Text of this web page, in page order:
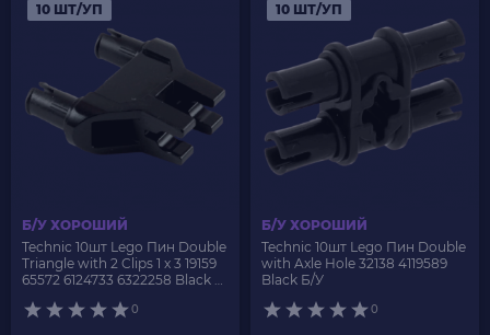
10 ШТ/УП
Б/У ХОРОШИЙ
Technic 10шт Lego Пин Double
Triangle with 2 Clips 1 x 3 19159
65572 6124733 6322258 Black Б/
0
10 ШТ/УП
Б/У ХОРОШИЙ
Technic 10шт Lego Пин Double
with Axle Hole 32138 4119589
Black Б/У
0